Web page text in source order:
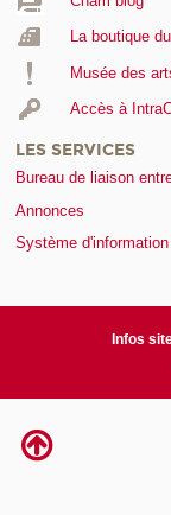
La boutique
Musée des
Accès à
LES SERVICES
Bureau de liaison
Annonces
Système d'information
Infos